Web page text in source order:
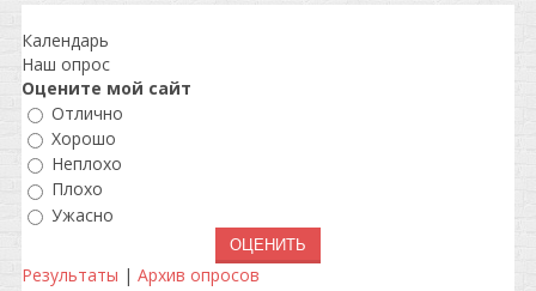
Календарь
Наш опрос
Оцените мой сайт
Отлично
Хорошо
Неплохо
Плохо
Ужасно
Результаты | Архив опросов